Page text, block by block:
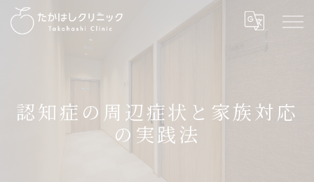
認知症の周辺症状と家族対応
の実践法